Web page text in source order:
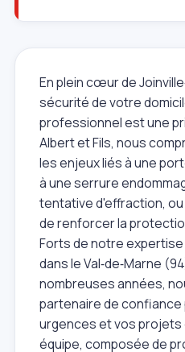
En plein cœur de
sécurité de votre
professionnel est une
Albert et Fils, nous
les enjeux liés à une
à une serrure
tentative d'effraction,
de renforcer la
Forts de notre
dans le Val‑de‑Marne
nombreuses années,
partenaire de
urgences et vos
équipe, composée de